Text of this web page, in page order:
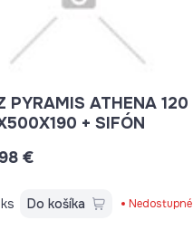
PYRAMIS ATHENA 120
+ SIFÓN
€
ks Do košíka Nedostupné